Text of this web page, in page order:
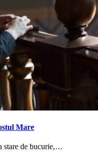
Mare
stare de bucurie,…